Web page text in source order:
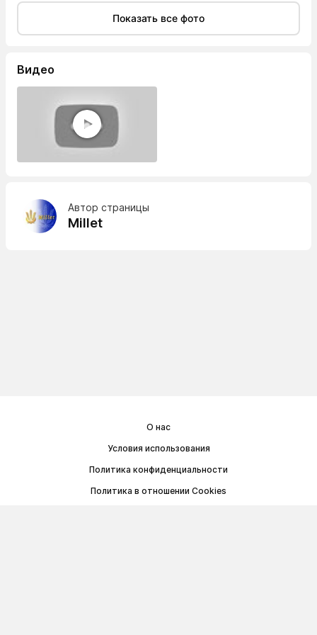
Показать все фото
Видео
Автор страницы
Millet
О нас
Условия использования
Политика конфиденциальности
Политика в отношении Cookies